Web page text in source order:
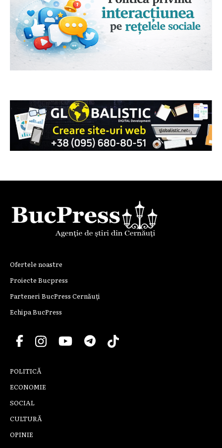
Ofertele noastre
Proiecte Bucpress
Parteneri BucPress Cernăuți
Echipa BucPress
POLITICĂ
ECONOMIE
SOCIAL
CULTURĂ
OPINIE